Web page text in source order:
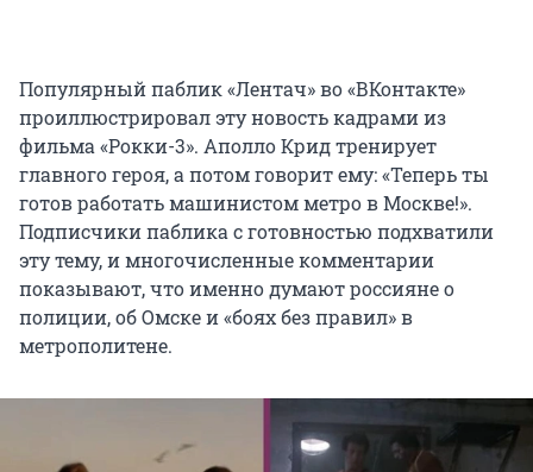
Популярный паблик «Лентач» во «ВКонтакте»
проиллюстрировал эту новость кадрами из
фильма «Рокки-3». Аполло Крид тренирует
главного героя, а потом говорит ему: «Теперь ты
готов работать машинистом метро в Москве!».
Подписчики паблика с готовностью подхватили
эту тему, и многочисленные комментарии
показывают, что именно думают россияне о
полиции, об Омске и «боях без правил» в
метрополитене.